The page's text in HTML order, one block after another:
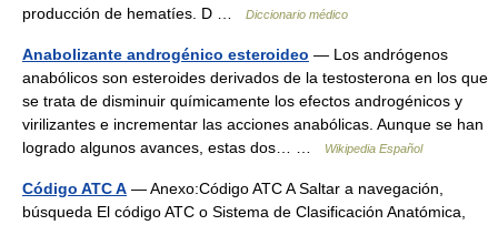
producción de hematíes. D …
Diccionario médico
Anabolizante androgénico esteroideo — Los andrógenos
anabólicos son esteroides derivados de la testosterona en los que
se trata de disminuir químicamente los efectos androgénicos y
virilizantes e incrementar las acciones anabólicas. Aunque se han
logrado algunos avances, estas dos… …
Wikipedia Español
Código ATC A — Anexo:Código ATC A Saltar a navegación,
búsqueda El código ATC o Sistema de Clasificación Anatómica,